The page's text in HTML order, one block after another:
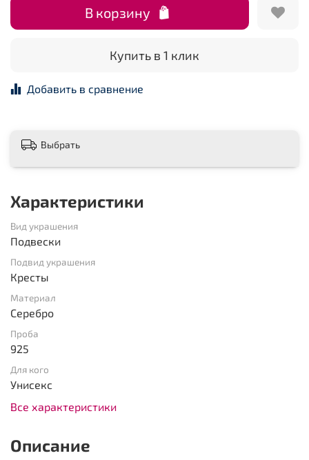
В корзину
Купить в 1 клик
Добавить в сравнение
Выбрать
Характеристики
Вид украшения
Подвески
Подвид украшения
Кресты
Материал
Серебро
Проба
925
Для кого
Унисекс
Все характеристики
Описание